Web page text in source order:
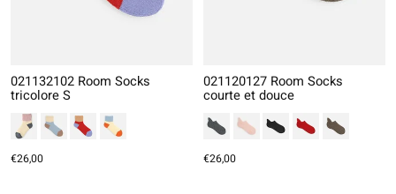
021132102 Room Socks
tricolore S
€26,00
021120127 Room Socks
courte et douce
€26,00